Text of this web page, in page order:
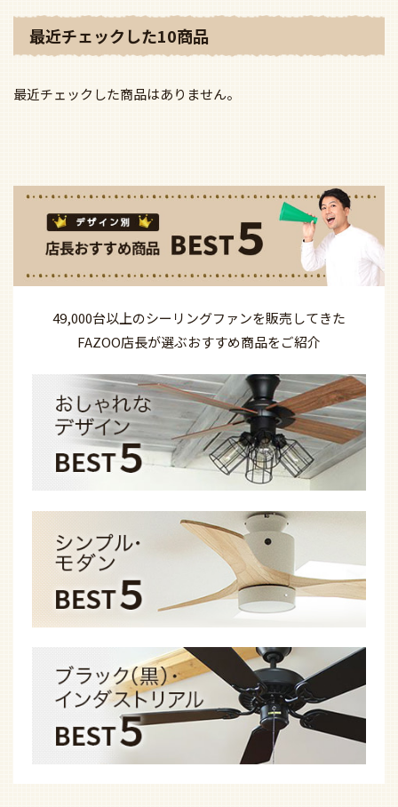
最近チェックした10商品
最近チェックした商品はありません。
49,000台以上のシーリングファンを販売してきた
FAZOO店長が選ぶおすすめ商品をご紹介